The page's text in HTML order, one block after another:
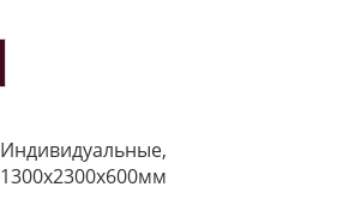
Индивидуальные,
1300х2300х600мм